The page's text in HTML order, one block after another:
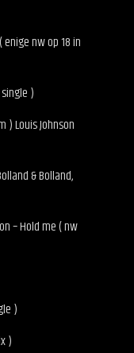
enige nw op 18 in
)
) Louis Johnson
& Bolland,
– Hold me ( nw
)
)